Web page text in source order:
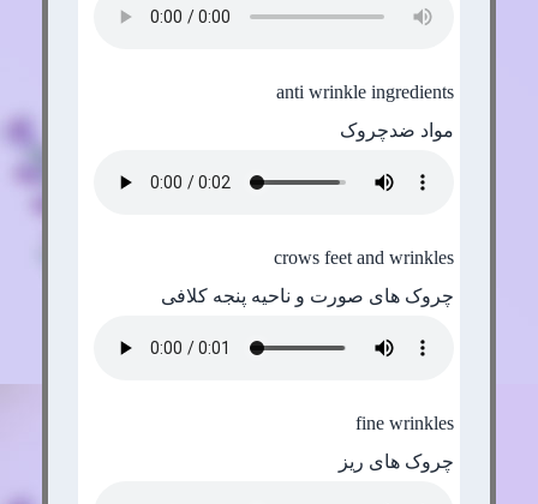
anti wrinkle ingredients
مواد ضدچروک
crows feet and wrinkles
چروک های صورت و ناحیه پنجه کلافی
fine wrinkles
چروک های ریز